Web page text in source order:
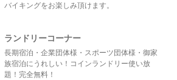
バイキングをお楽しみ頂けます。
ランドリーコーナー
長期宿泊・企業団体様・スポーツ団体様・御家
族宿泊にうれしい！コインランドリー使い放
題！完全無料！